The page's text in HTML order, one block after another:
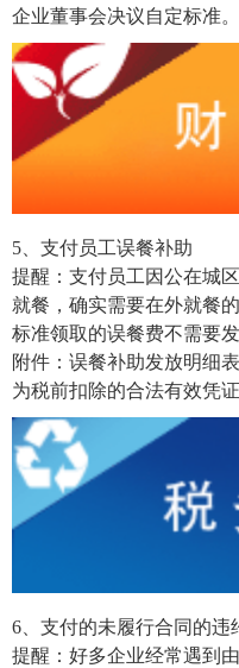
企业董事会决议自定标准。
5、支付员工误餐补助
提醒：支付员工因公在城
就餐，确实需要在外就餐
标准领取的误餐费不需要发
附件：误餐补助发放明细
为税前扣除的合法有效凭证
6、支付的未履行合同的违
提醒：好多企业经常遇到